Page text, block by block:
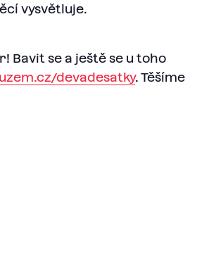
vysvětluje.
Bavit se a ještě se u toho
devadesatky. Těšíme